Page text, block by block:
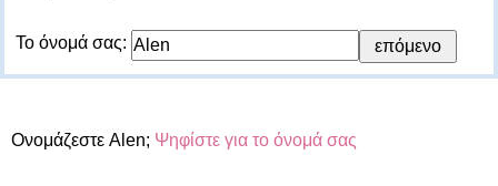
Το όνομά σας:
Ονομάζεστε Alen; Ψηφίστε για το όνομά σας